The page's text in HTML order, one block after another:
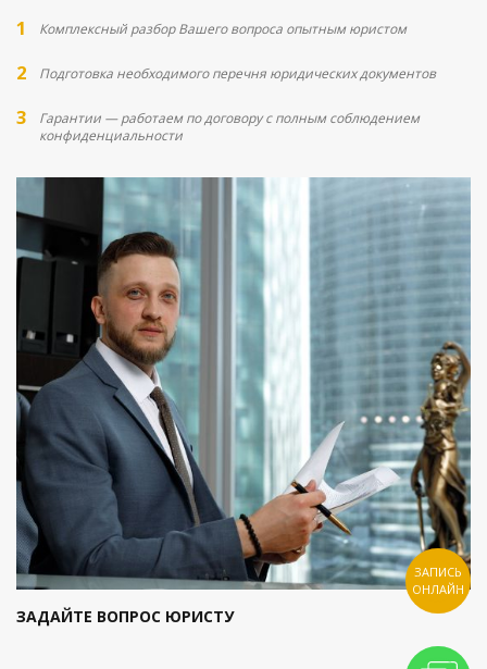
Комплексный разбор Вашего вопроса опытным юристом
Подготовка необходимого перечня юридических документов
Гарантии — работаем по договору с полным соблюдением
конфиденциальности
ЗАДАЙТЕ ВОПРОС ЮРИСТУ
ЗАПИСЬ
ОНЛАЙН